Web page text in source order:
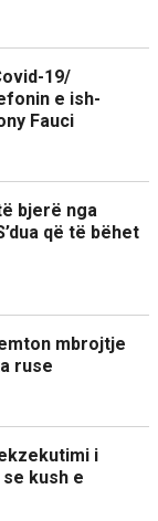
19/
e ish-
Fauci
bjerë nga
që të bëhet
mbrojtje
ruse
i
kush e